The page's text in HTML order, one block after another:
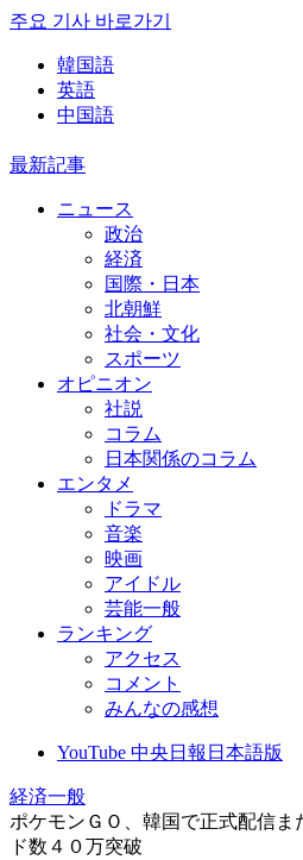
주요 기사 바로가기
韓国語
英語
中国語
最新記事
ニュース
政治
経済
国際・日本
北朝鮮
社会・文化
スポーツ
オピニオン
社説
コラム
日本関係のコラム
エンタメ
ドラマ
音楽
映画
アイドル
芸能一般
ランキング
アクセス
コメント
みんなの感想
YouTube 中央日報日本語版
経済一般
ポケモンＧＯ、韓国で正式配信
ド数４０万突破